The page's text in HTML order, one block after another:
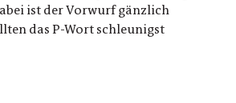
ist der Vorwurf gänzlich
das P-Wort schleunigst